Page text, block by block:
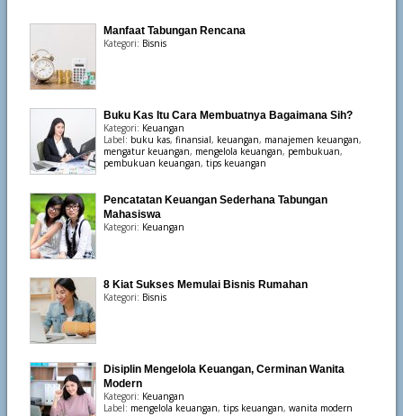
Manfaat Tabungan Rencana
Kategori: Bisnis
Buku Kas Itu Cara Membuatnya Bagaimana Sih?
Kategori: Keuangan
Label: buku kas, finansial, keuangan, manajemen keuangan,
mengatur keuangan, mengelola keuangan, pembukuan,
pembukuan keuangan, tips keuangan
Pencatatan Keuangan Sederhana Tabungan
Mahasiswa
Kategori: Keuangan
8 Kiat Sukses Memulai Bisnis Rumahan
Kategori: Bisnis
Disiplin Mengelola Keuangan, Cerminan Wanita
Modern
Kategori: Keuangan
Label: mengelola keuangan, tips keuangan, wanita modern